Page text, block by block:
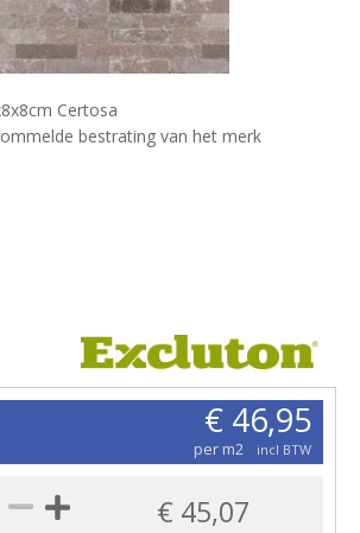
Certosa
bestrating van het merk
€ 46,95
per m2 incl BTW
€ 45,07